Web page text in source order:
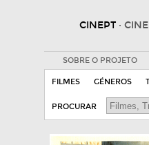
CINEPT ·
SOBRE O PROJETO
FILMES GÉNEROS
PROCURAR